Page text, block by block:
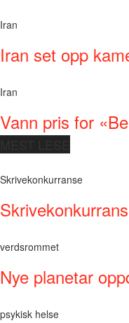
Iran
Iran set opp
Iran
Vann pris for
Skrivekonkurranse
verdsrommet
Nye planetar
psykisk helse